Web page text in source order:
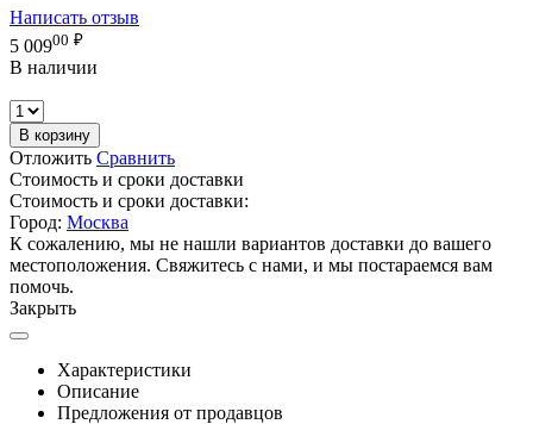
Написать отзыв
5 00900 ₽
В наличии
В корзину
Отложить Сравнить
Стоимость и сроки доставки
Стоимость и сроки доставки:
Город: Москва
К сожалению, мы не нашли вариантов доставки до вашего
местоположения. Свяжитесь с нами, и мы постараемся вам
помочь.
Закрыть
Характеристики
Описание
Предложения от продавцов